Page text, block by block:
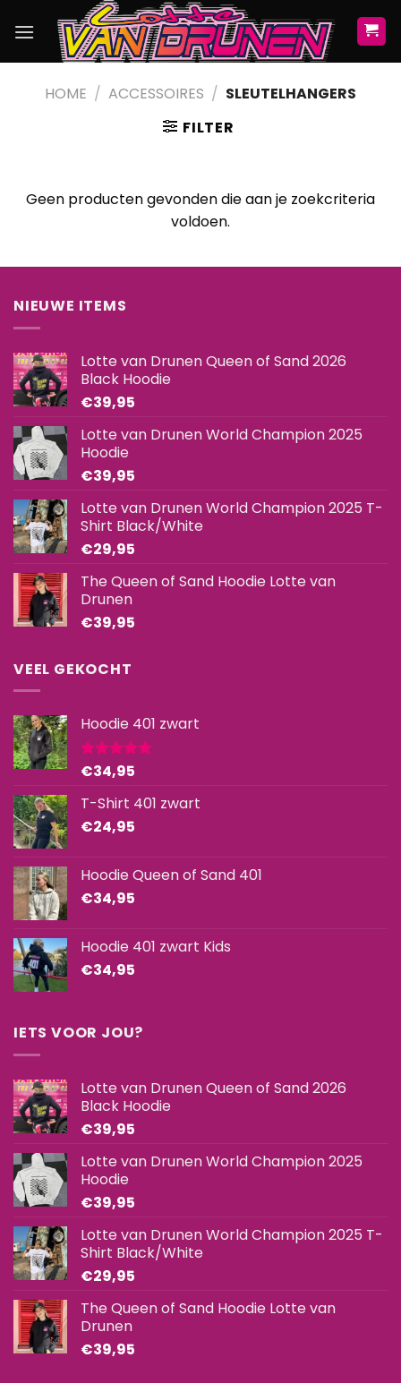
HOME / ACCESSOIRES / SLEUTELHANGERS
FILTER
Geen producten gevonden die aan je zoekcriteria
voldoen.
NIEUWE ITEMS
Lotte van Drunen Queen of Sand 2026
Black Hoodie
€39,95
Lotte van Drunen World Champion 2025
Hoodie
€39,95
Lotte van Drunen World Champion 2025 T-
Shirt Black/White
€29,95
The Queen of Sand Hoodie Lotte van
Drunen
€39,95
VEEL GEKOCHT
Hoodie 401 zwart
Gewaardeerd
€34,95
T-Shirt 401 zwart
€24,95
Hoodie Queen of Sand 401
€34,95
Hoodie 401 zwart Kids
€34,95
IETS VOOR JOU?
Lotte van Drunen Queen of Sand 2026
Black Hoodie
€39,95
Lotte van Drunen World Champion 2025
Hoodie
€39,95
Lotte van Drunen World Champion 2025 T-
Shirt Black/White
€29,95
The Queen of Sand Hoodie Lotte van
Drunen
€39,95